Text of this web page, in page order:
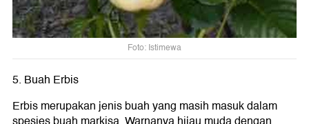
Foto: Istimewa
5. Buah Erbis
Erbis merupakan jenis buah yang masih masuk dalam